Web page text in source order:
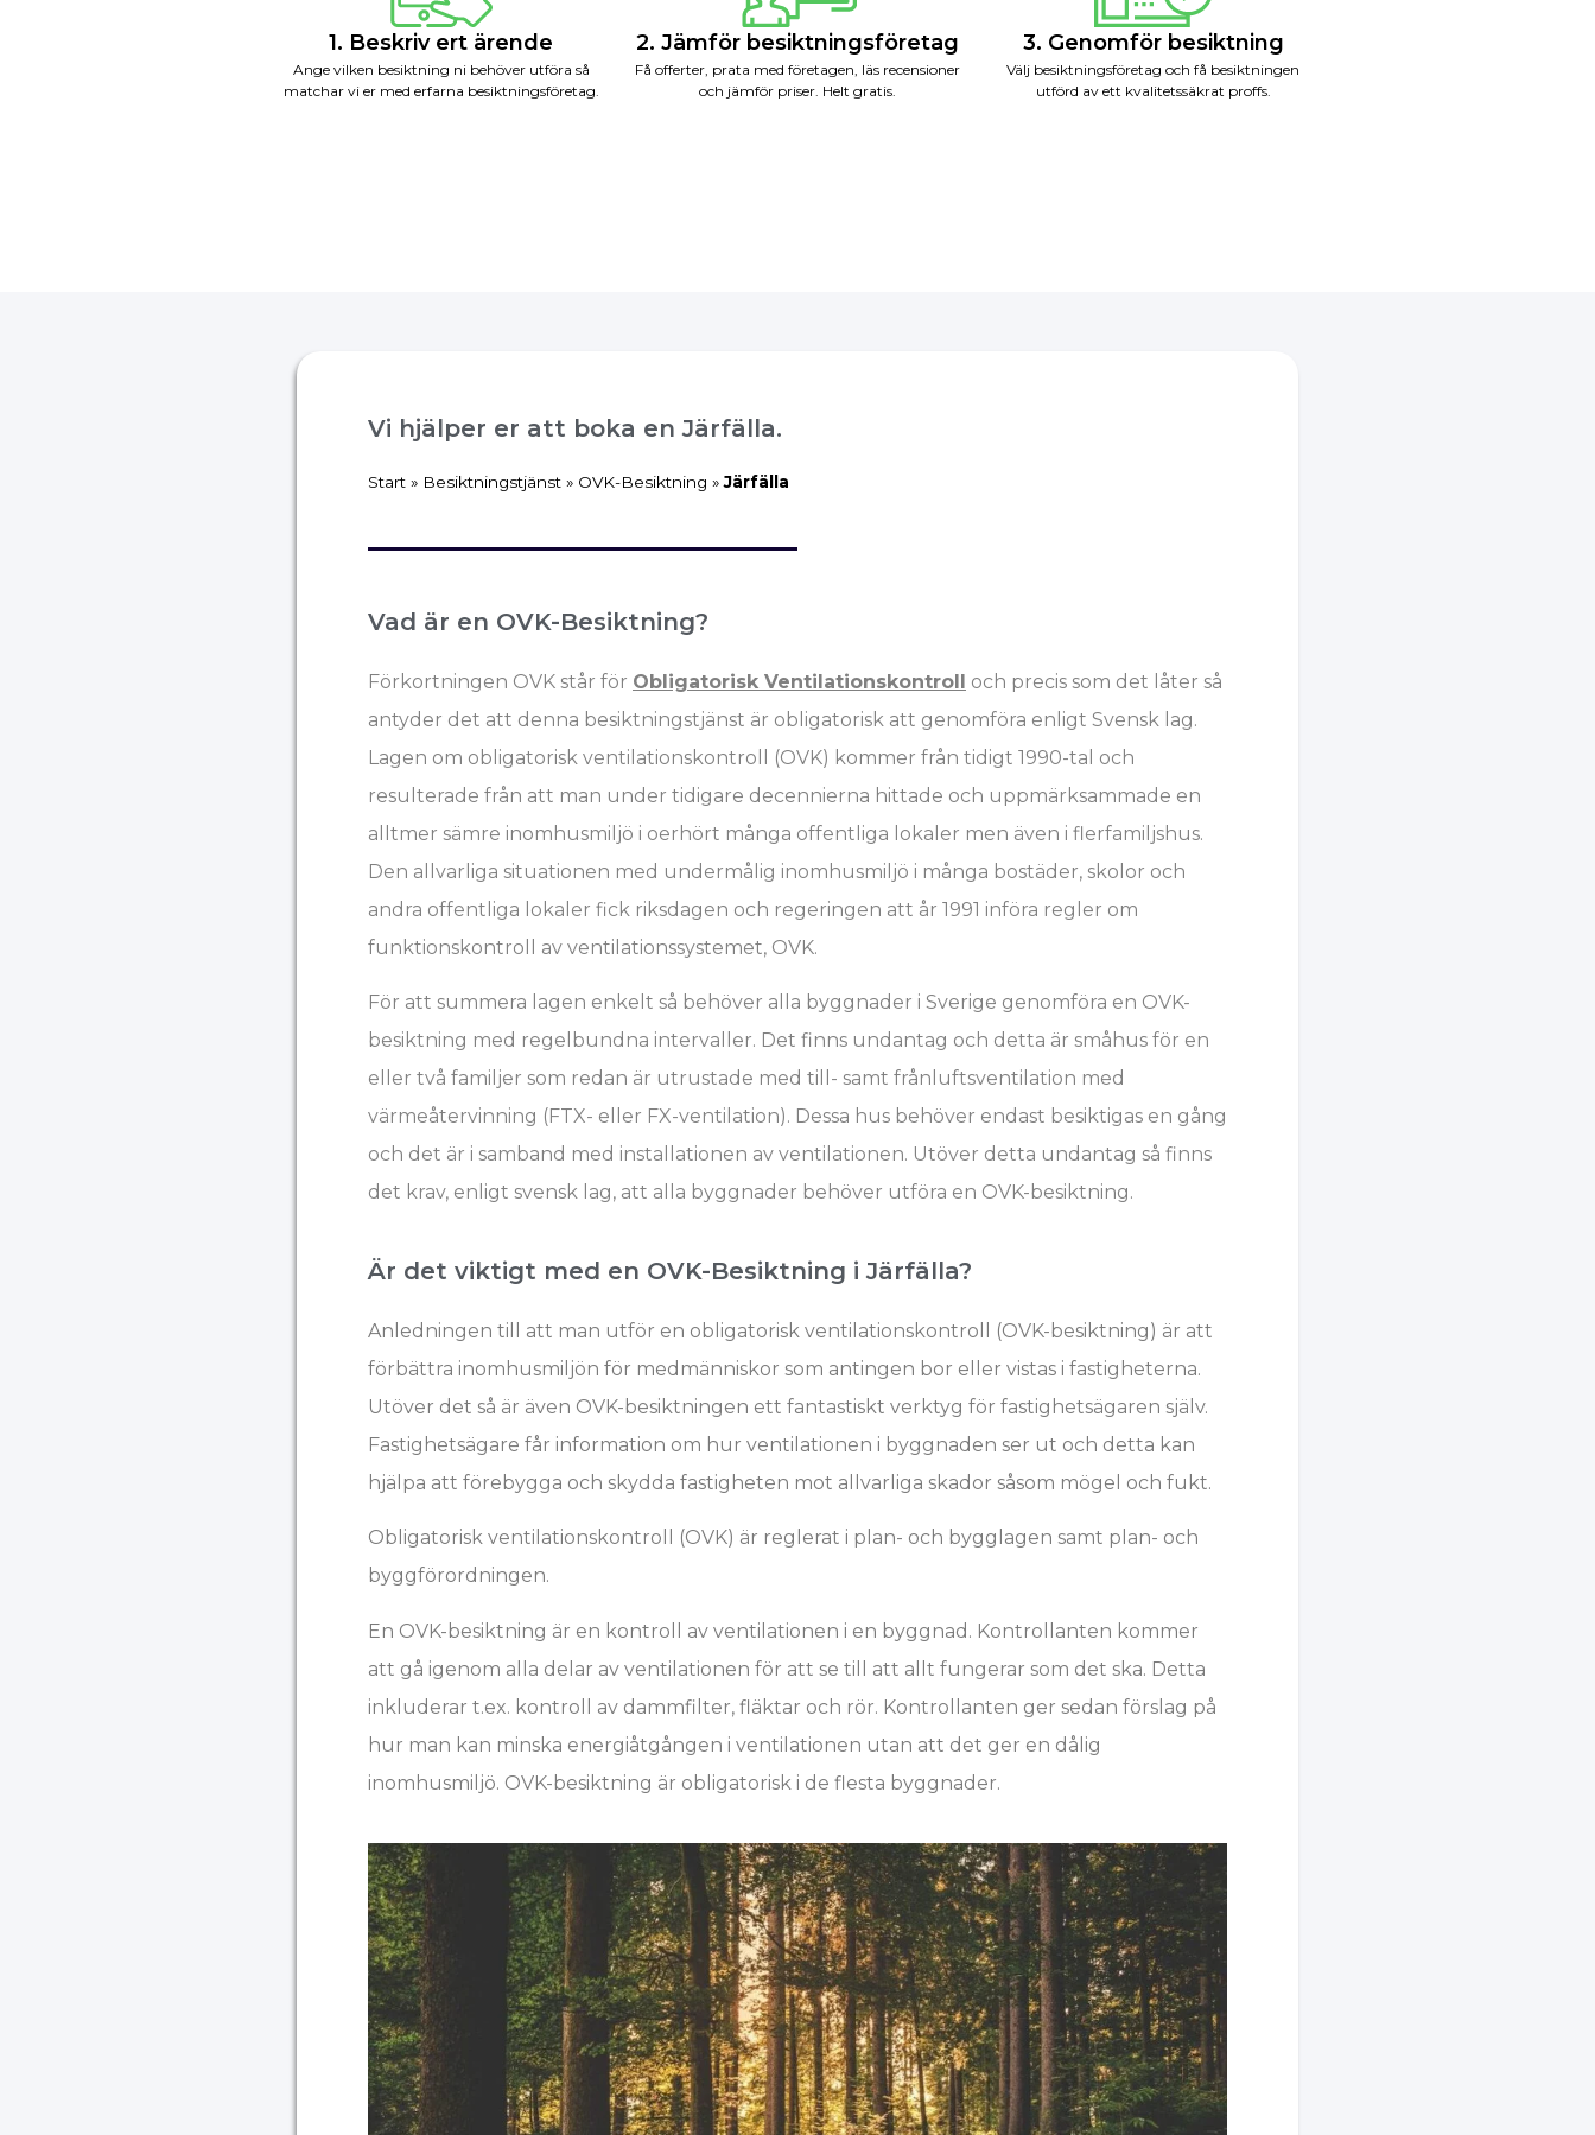
1. Beskriv ert ärende
Ange vilken besiktning ni behöver utföra så
matchar vi er med erfarna besiktningsföretag.
2. Jämför besiktningsföretag
Få offerter, prata med företagen, läs recensioner
och jämför priser. Helt gratis.
3. Genomför besiktning
Välj besiktningsföretag och få besiktningen
utförd av ett kvalitetssäkrat proffs.
Vi hjälper er att boka en Järfälla.
Start » Besiktningstjänst » OVK-Besiktning »Järfälla
Vad är en OVK-Besiktning?
Förkortningen OVK står för Obligatorisk Ventilationskontroll och precis som det låter så
antyder det att denna besiktningstjänst är obligatorisk att genomföra enligt Svensk lag.
Lagen om obligatorisk ventilationskontroll (OVK) kommer från tidigt 1990-tal och
resulterade från att man under tidigare decennierna hittade och uppmärksammade en
alltmer sämre inomhusmiljö i oerhört många offentliga lokaler men även i flerfamiljshus.
Den allvarliga situationen med undermålig inomhusmiljö i många bostäder, skolor och
andra offentliga lokaler fick riksdagen och regeringen att år 1991 införa regler om
funktionskontroll av ventilationssystemet, OVK.
För att summera lagen enkelt så behöver alla byggnader i Sverige genomföra en OVK-
besiktning med regelbundna intervaller. Det finns undantag och detta är småhus för en
eller två familjer som redan är utrustade med till- samt frånluftsventilation med
värmeåtervinning (FTX- eller FX-ventilation). Dessa hus behöver endast besiktigas en gång
och det är i samband med installationen av ventilationen. Utöver detta undantag så finns
det krav, enligt svensk lag, att alla byggnader behöver utföra en OVK-besiktning.
Är det viktigt med en OVK-Besiktning i Järfälla?
Anledningen till att man utför en obligatorisk ventilationskontroll (OVK-besiktning) är att
förbättra inomhusmiljön för medmänniskor som antingen bor eller vistas i fastigheterna.
Utöver det så är även OVK-besiktningen ett fantastiskt verktyg för fastighetsägaren själv.
Fastighetsägare får information om hur ventilationen i byggnaden ser ut och detta kan
hjälpa att förebygga och skydda fastigheten mot allvarliga skador såsom mögel och fukt.
Obligatorisk ventilationskontroll (OVK) är reglerat i plan- och bygglagen samt plan- och
byggförordningen.
En OVK-besiktning är en kontroll av ventilationen i en byggnad. Kontrollanten kommer
att gå igenom alla delar av ventilationen för att se till att allt fungerar som det ska. Detta
inkluderar t.ex. kontroll av dammfilter, fläktar och rör. Kontrollanten ger sedan förslag på
hur man kan minska energiåtgången i ventilationen utan att det ger en dålig
inomhusmiljö. OVK-besiktning är obligatorisk i de flesta byggnader.